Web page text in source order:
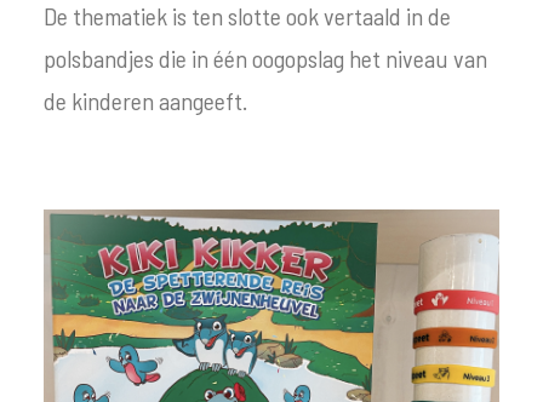
De thematiek is ten slotte ook vertaald in de
polsbandjes die in één oogopslag het niveau van
de kinderen aangeeft.